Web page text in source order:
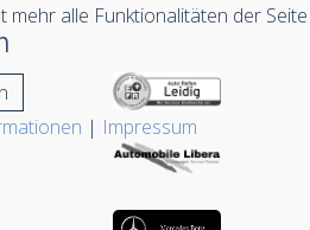
mehr alle Funktionalitäten der Seite
| Impressum